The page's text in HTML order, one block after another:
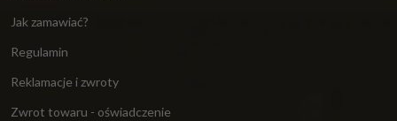
Jak zamawiać?
Regulamin
Reklamacje i zwroty
Zwrot towaru - oświadczenie